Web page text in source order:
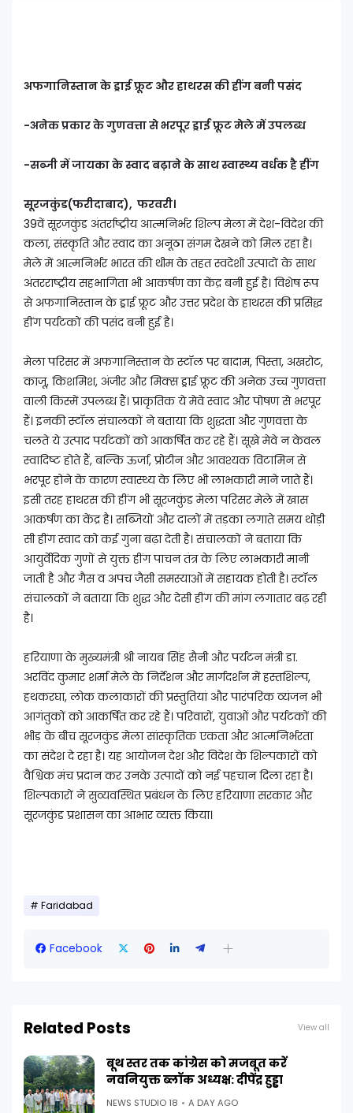
अफगानिस्तान के ड्राई फ्रूट और हाथरस की हींग बनी पसंद
-अनेक प्रकार के गुणवत्ता से भरपूर ड्राई फ्रूट मेले में उपलब्ध
-सब्जी में जायका के स्वाद बढ़ाने के साथ स्वास्थ्य वर्धक है हींग
सूरजकुंड(फरीदाबाद), फरवरी।
39वें सूरजकुंड अंतर्राष्ट्रीय आत्मनिर्भर शिल्प मेला में देश-विदेश की
कला, संस्कृति और स्वाद का अनूठा संगम देखने को मिल रहा है।
मेले में आत्मनिर्भर भारत की थीम के तहत स्वदेशी उत्पादों के साथ
अंतरराष्ट्रीय सहभागिता भी आकर्षण का केंद्र बनी हुई है। विशेष रूप
से अफगानिस्तान के ड्राई फ्रूट और उत्तर प्रदेश के हाथरस की प्रसिद्ध
हींग पर्यटकों की पसंद बनी हुई है।
मेला परिसर में अफगानिस्तान के स्टॉल पर बादाम, पिस्ता, अखरोट,
काजू, किशमिश, अंजीर और मिक्स ड्राई फ्रूट की अनेक उच्च गुणवत्ता
वाली किस्में उपलब्ध हैं। प्राकृतिक ये मेवे स्वाद और पोषण से भरपूर
हैं। इनकी स्टॉल संचालकों ने बताया कि शुद्धता और गुणवत्ता के
चलते ये उत्पाद पर्यटकों को आकर्षित कर रहे हैं। सूखे मेवे न केवल
स्वादिष्ट होते हैं, बल्कि ऊर्जा, प्रोटीन और आवश्यक विटामिन से
भरपूर होने के कारण स्वास्थ्य के लिए भी लाभकारी माने जाते हैं।
इसी तरह हाथरस की हींग भी सूरजकुंड मेला परिसर मेले में खास
आकर्षण का केंद्र है। सब्जियों और दालों में तड़का लगाते समय थोड़ी
सी हींग स्वाद को कई गुना बढ़ा देती है। संचालकों ने बताया कि
आयुर्वेदिक गुणों से युक्त हींग पाचन तंत्र के लिए लाभकारी मानी
जाती है और गैस व अपच जैसी समस्याओं में सहायक होती है। स्टॉल
संचालकों ने बताया कि शुद्ध और देसी हींग की मांग लगातार बढ़ रही
है।
हरियाणा के मुख्यमंत्री श्री नायब सिंह सैनी और पर्यटन मंत्री डा.
अरविंद कुमार शर्मा मेले के निर्देशन और मार्गदर्शन में हस्तशिल्प,
हथकरघा, लोक कलाकारों की प्रस्तुतियां और पारंपरिक व्यंजन भी
आगंतुकों को आकर्षित कर रहे हैं। परिवारों, युवाओं और पर्यटकों की
भीड़ के बीच सूरजकुंड मेला सांस्कृतिक एकता और आत्मनिर्भरता
का संदेश दे रहा है। यह आयोजन देश और विदेश के शिल्पकारों को
वैश्विक मंच प्रदान कर उनके उत्पादों को नई पहचान दिला रहा है।
शिल्पकारों ने सुव्यवस्थित प्रबंधन के लिए हरियाणा सरकार और
सूरजकुंड प्रशासन का आभार व्यक्त किया।
Faridabad
Facebook
Related Posts View all
बूथ स्तर तक कांग्रेस को मजबूत करें
नवनियुक्त ब्लॉक अध्यक्ष: दीपेंद्र हुड्डा
NEWS STUDIO 18 A DAY AGO